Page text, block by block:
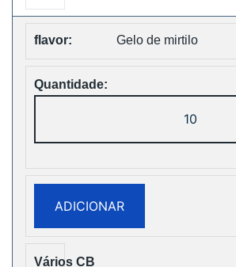
Gelo de mirtilo
de
Vapsolo
ADICIONAR